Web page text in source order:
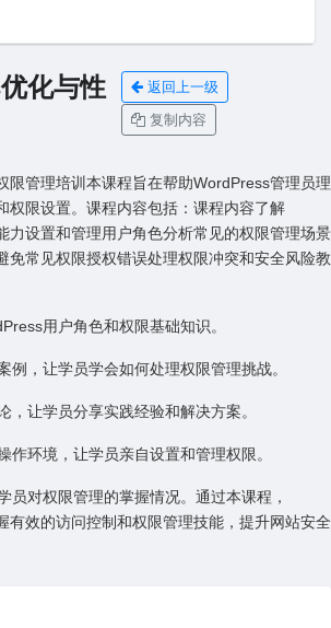
化与性
返回上一级
复制内容
限管理培训本课程旨在帮助WordPress管理员理
权限设置。课程内容包括：课程内容了解
⼒设置和管理⽤户⾓⾊分析常见的权限管理场景
免常见权限授权错误处理权限冲突和安全风险教
⽤户⾓⾊和权限基础知识。
例，让学员学会如何处理权限管理挑战。
，让学员分享实践经验和解决⽅案。
作环境，让学员亲⾃设置和管理权限。
员对权限管理的掌握情况。通过本课程，
有效的访问控制和权限管理技能，提升⽹站安全